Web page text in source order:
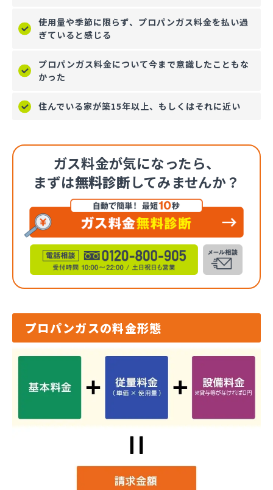
使用量や季節に限らず、プロパンガス料金を払い過
ぎていると感じる
プロパンガス料金について今まで意識したこともな
かった
住んでいる家が築15年以上、もしくはそれに近い
ガス料金が気になったら、
まずは無料診断してみませんか？
プロパンガスの料金形態